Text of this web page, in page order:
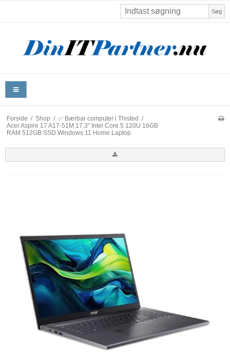
Søg
Forside / Shop / ✅ Bærbar computer i Thisted /
Acer Aspire 17 A17-51M 17.3" Intel Core 5 120U 16GB
RAM 512GB SSD Windows 11 Home Laptop